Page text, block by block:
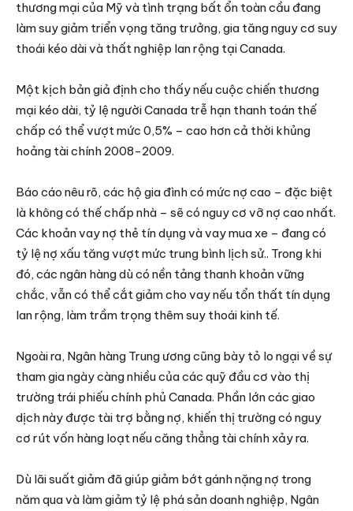
thương mại của Mỹ và tình trạng bất ổn toàn cầu đang
làm suy giảm triển vọng tăng trưởng, gia tăng nguy cơ suy
thoái kéo dài và thất nghiệp lan rộng tại Canada.
Một kịch bản giả định cho thấy nếu cuộc chiến thương
mại kéo dài, tỷ lệ người Canada trễ hạn thanh toán thế
chấp có thể vượt mức 0,5% – cao hơn cả thời khủng
hoảng tài chính 2008-2009.
Báo cáo nêu rõ, các hộ gia đình có mức nợ cao – đặc biệt
là không có thế chấp nhà – sẽ có nguy cơ vỡ nợ cao nhất.
Các khoản vay nợ thẻ tín dụng và vay mua xe – đang có
tỷ lệ nợ xấu tăng vượt mức trung bình lịch sử.. Trong khi
đó, các ngân hàng dù có nền tảng thanh khoản vững
chắc, vẫn có thể cắt giảm cho vay nếu tổn thất tín dụng
lan rộng, làm trầm trọng thêm suy thoái kinh tế.
Ngoài ra, Ngân hàng Trung ương cũng bày tỏ lo ngại về sự
tham gia ngày càng nhiều của các quỹ đầu cơ vào thị
trường trái phiếu chính phủ Canada. Phần lớn các giao
dịch này được tài trợ bằng nợ, khiến thị trường có nguy
cơ rút vốn hàng loạt nếu căng thẳng tài chính xảy ra.
Dù lãi suất giảm đã giúp giảm bớt gánh nặng nợ trong
năm qua và làm giảm tỷ lệ phá sản doanh nghiệp, Ngân